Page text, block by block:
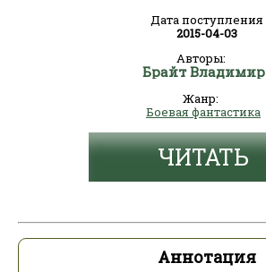
Дата поступления
2015-04-03
Авторы:
Брайт Владимир
Жанр:
Боевая фантастика
ЧИТАТЬ
Аннотация